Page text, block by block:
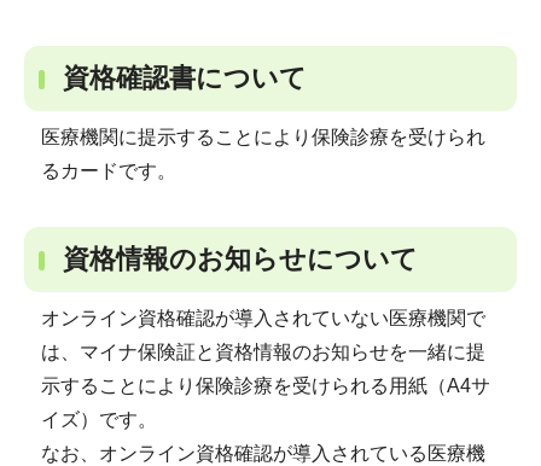
資格確認書について
医療機関に提示することにより保険診療を受けられ
るカードです。
資格情報のお知らせについて
オンライン資格確認が導入されていない医療機関で
は、マイナ保険証と資格情報のお知らせを一緒に提
示することにより保険診療を受けられる用紙（A4サ
イズ）です。
なお、オンライン資格確認が導入されている医療機